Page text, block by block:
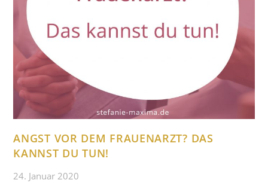
ANGST VOR DEM FRAUENARZT? DAS
KANNST DU TUN!
24. Januar 2020